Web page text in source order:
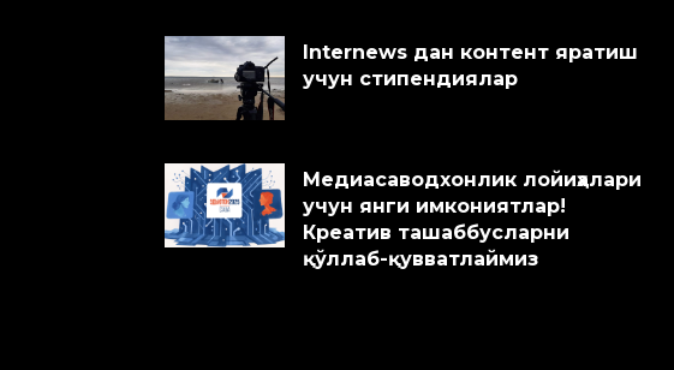
Internews дан контент яратиш
учун стипендиялар
Медиасаводхонлик лойиҳалари
учун янги имкониятлар!
Креатив ташаббусларни
қўллаб-қувватлаймиз